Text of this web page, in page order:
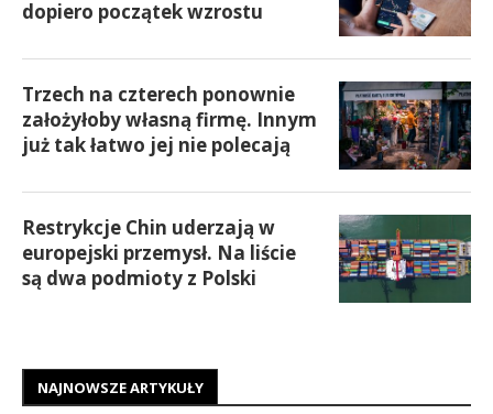
dopiero początek wzrostu
Trzech na czterech ponownie
założyłoby własną firmę. Innym
już tak łatwo jej nie polecają
Restrykcje Chin uderzają w
europejski przemysł. Na liście
są dwa podmioty z Polski
NAJNOWSZE ARTYKUŁY